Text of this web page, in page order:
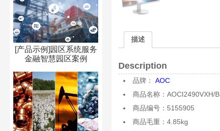
[产品示例]园区系统服务
金融智慧园区案例
描述
Description
品牌：AOC
商品名称：AOCI2490VXH/
商品编号：5155905
商品毛重：4.85kg